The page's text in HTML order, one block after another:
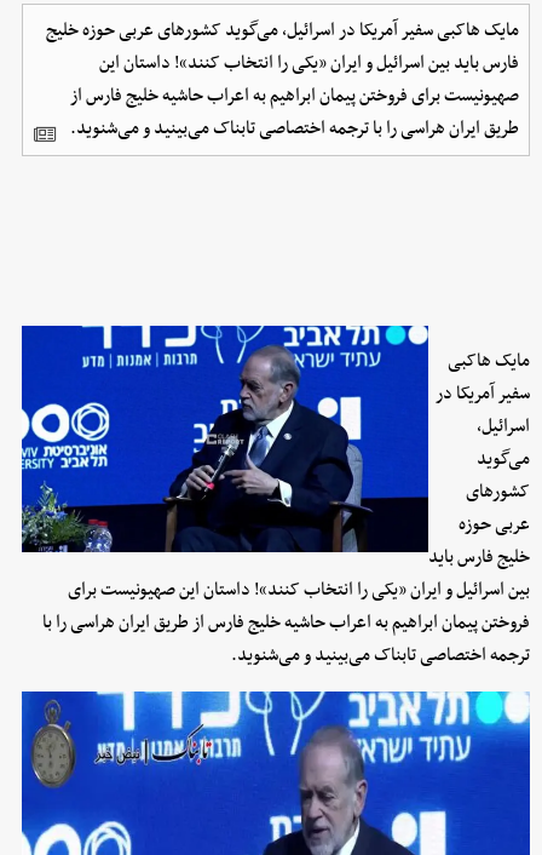
مایک هاکبی سفیر آمریکا در اسرائیل، می‌گوید کشورهای عربی حوزه خلیج
فارس باید بین اسرائیل و ایران «یکی را انتخاب کنند»! داستان این
صهیونیست برای فروختن پیمان ابراهیم به اعراب حاشیه خلیج فارس از
طریق ایران هراسی را با ترجمه اختصاصی تابناک می‌بینید و می‌شنوید.
مایک هاکبی
سفیر آمریکا در
اسرائیل،
می‌گوید
کشورهای
عربی حوزه
خلیج فارس باید
بین اسرائیل و ایران «یکی را انتخاب کنند»! داستان این صهیونیست برای
فروختن پیمان ابراهیم به اعراب حاشیه خلیج فارس از طریق ایران هراسی را با
ترجمه اختصاصی تابناک می‌بینید و می‌شنوید.